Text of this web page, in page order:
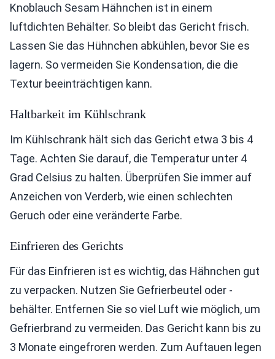
Knoblauch Sesam Hähnchen ist in einem
luftdichten Behälter. So bleibt das Gericht frisch.
Lassen Sie das Hühnchen abkühlen, bevor Sie es
lagern. So vermeiden Sie Kondensation, die die
Textur beeinträchtigen kann.
Haltbarkeit im Kühlschrank
Im Kühlschrank hält sich das Gericht etwa 3 bis 4
Tage. Achten Sie darauf, die Temperatur unter 4
Grad Celsius zu halten. Überprüfen Sie immer auf
Anzeichen von Verderb, wie einen schlechten
Geruch oder eine veränderte Farbe.
Einfrieren des Gerichts
Für das Einfrieren ist es wichtig, das Hähnchen gut
zu verpacken. Nutzen Sie Gefrierbeutel oder -
behälter. Entfernen Sie so viel Luft wie möglich, um
Gefrierbrand zu vermeiden. Das Gericht kann bis zu
3 Monate eingefroren werden. Zum Auftauen legen